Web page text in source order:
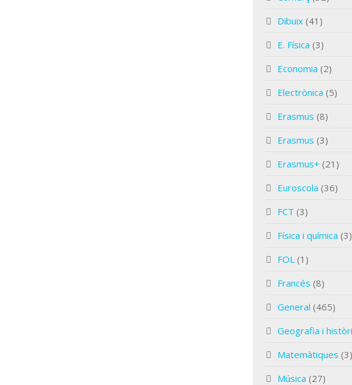
Dibuix (41)
E. Física (3)
Economia (2)
Electrònica (5)
Erasmus (8)
Erasmus (3)
Erasmus+ (21)
Euroscola (36)
FCT (3)
Física i química (3)
FOL (1)
Francés (8)
General (465)
Geografia i
Matemàtiques (3)
Música (27)